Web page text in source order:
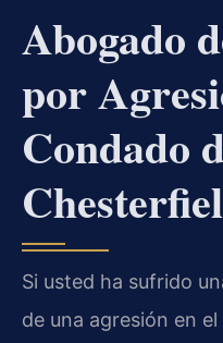
Abogado
por
Condado
Si usted ha sufrido
de una agresión en